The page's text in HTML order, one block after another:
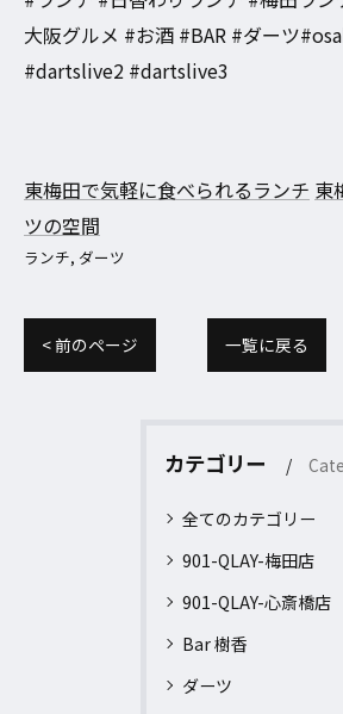
大阪グルメ #お酒 #BAR #ダーツ
#dartslive2 #dartslive3
東梅田で気軽に食べられるランチ 東
ツの空間
ランチ ダーツ
< 前のページ 一覧に戻る
カテゴリー
全てのカテゴリー
901-QLAY-梅田店
901-QLAY-心斎橋店
Bar 樹香
ダーツ